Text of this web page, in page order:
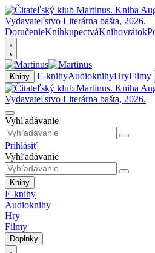
DoručenieKníhkupectváKnihovrátok
Knihy E-knihyAudioknihyHryFilmy
Vyhľadávanie
Prihlásiť
Vyhľadávanie
Knihy
E-knihy
Audioknihy
Hry
Filmy
Doplnky